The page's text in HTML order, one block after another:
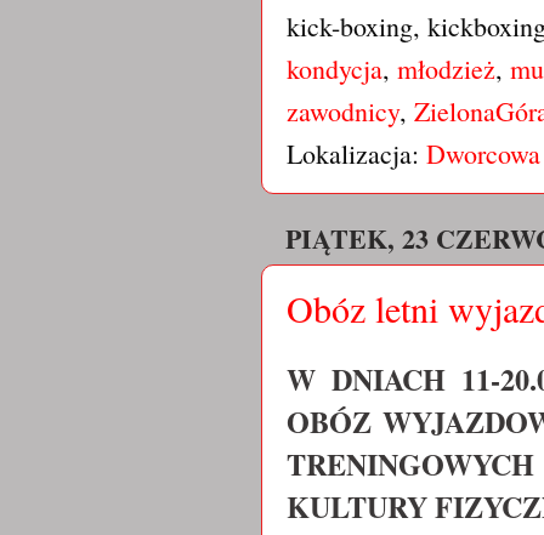
kick-boxing,
kondycja, młodzież,
zawodnicy,
Lokalizacja:
PIĄTEK, 23
Obóz letni
W DNIACH 11-
OBÓZ
KULTURY